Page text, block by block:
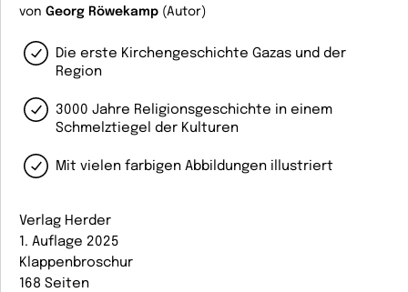
von Georg Röwekamp (Autor)
Die erste Kirchengeschichte Gazas und der
Region
3000 Jahre Religionsgeschichte in einem
Schmelztiegel der Kulturen
Mit vielen farbigen Abbildungen illustriert
Verlag Herder
1. Auflage 2025
Klappenbroschur
168 Seiten